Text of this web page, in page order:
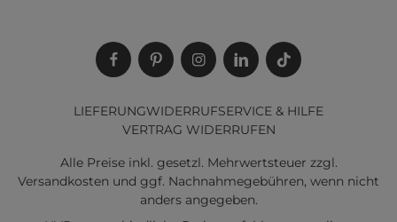
LIEFERUNGWIDERRUFSERVICE & HILFE
VERTRAG WIDERRUFEN
Alle Preise inkl. gesetzl. Mehrwertsteuer zzgl.
Versandkosten und ggf. Nachnahmegebühren, wenn nicht
anders angegeben.